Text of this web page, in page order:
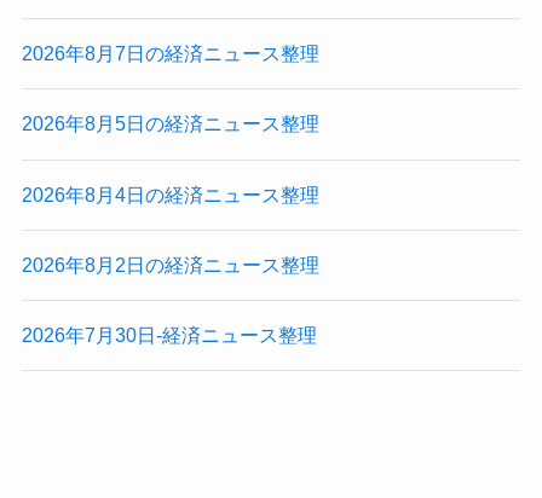
2026年8月7日の経済ニュース整理
2026年8月5日の経済ニュース整理
2026年8月4日の経済ニュース整理
2026年8月2日の経済ニュース整理
2026年7月30日-経済ニュース整理